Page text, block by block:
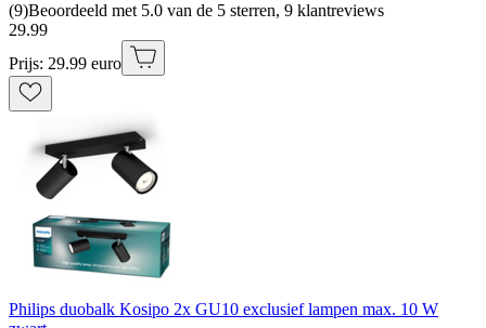
(9)Beoordeeld met 5.0 van de 5 sterren, 9 klantreviews
29.99
Prijs: 29.99 euro
Philips duobalk Kosipo 2x GU10 exclusief lampen max. 10 W